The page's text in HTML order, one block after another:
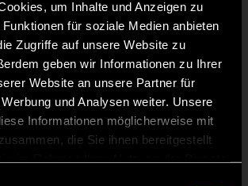
um Inhalte und Anzeigen zu
für soziale Medien anbieten
Zugriffe auf unsere Website zu
geben wir Informationen zu Ihrer
Website an unsere Partner für
und Analysen weiter. Unsere
Informationen möglicherweise mit
die Sie ihnen bereitgestellt
Yngve
S.